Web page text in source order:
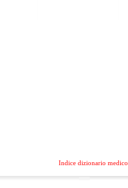
Indice dizionario medico